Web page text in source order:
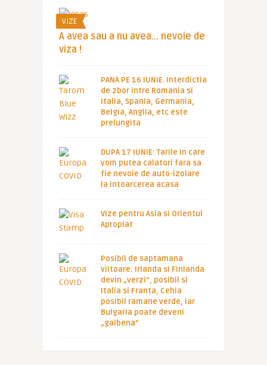
VIZE
A avea sau a nu avea… nevoie de
viza !
PANA PE 16 IUNIE. Interdictia
de zbor intre Romania si
Italia, Spania, Germania,
Belgia, Anglia, etc este
prelungita
DUPA 17 IUNIE: Tarile in care
vom putea calatori fara sa
fie nevoie de auto-izolare
la intoarcerea acasa
Vize pentru Asia si Orientul
Apropiat
Posibil de saptamana
viitoare: Irlanda si Finlanda
devin „verzi”, posibil si
Italia si Franta, Cehia
posibil ramane verde, iar
Bulgaria poate deveni
„galbena”